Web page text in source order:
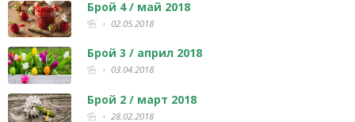
Брой 4 / май 2018
02.05.2018
Брой 3 / април 2018
03.04.2018
Брой 2 / март 2018
28.02.2018